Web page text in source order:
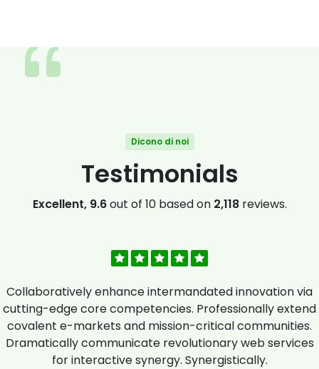
Dicono di noi
Testimonials
Excellent, 9.6out of 10 based on 2,118reviews.
Collaboratively enhance intermandated innovation via
cutting-edge core competencies. Professionally extend
covalent e-markets and mission-critical communities.
Dramatically communicate revolutionary web services
for interactive synergy. Synergistically.